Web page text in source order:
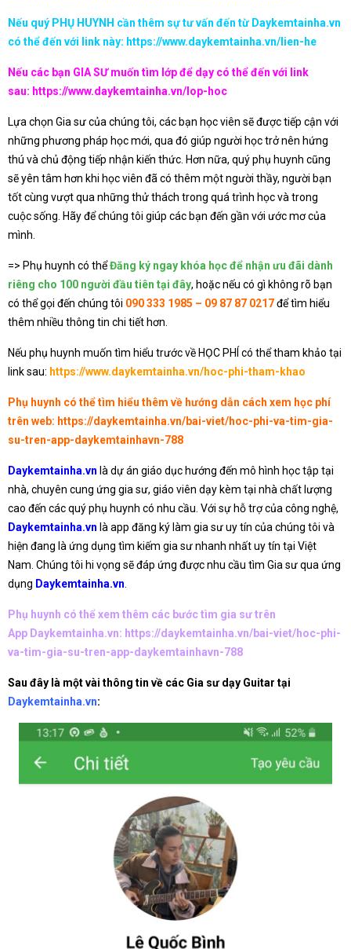
Nếu quý PHỤ HUYNH cần thêm sự tư vấn đến từ Daykemtainha.vn
có thể đến với link này: https://www.daykemtainha.vn/lien-he
Nếu các bạn GIA SƯ muốn tìm lớp để dạy có thể đến với link
sau: https://www.daykemtainha.vn/lop-hoc
Lựa chọn Gia sư của chúng tôi, các bạn học viên sẽ được tiếp cận với
những phương pháp học mới, qua đó giúp người học trở nên hứng
thú và chủ động tiếp nhận kiến thức. Hơn nữa, quý phụ huynh cũng
sẽ yên tâm hơn khi học viên đã có thêm một người thầy, người bạn
tốt cùng vượt qua những thử thách trong quá trình học và trong
cuộc sống. Hãy để chúng tôi giúp các bạn đến gần với ước mơ của
mình.
=> Phụ huynh có thểĐăng ký ngay khóa học để nhận ưu đãi dành
riêng cho 100 người đầu tiên tại đây, hoặc nếu có gì không rõ bạn
có thể gọi đến chúng tôi 090 333 1985 – 09 87 87 0217để tìm hiểu
thêm nhiều thông tin chi tiết hơn.
Nếu phụ huynh muốn tìm hiểu trước về HỌC PHÍ có thể tham khảo tại
link sau: https://www.daykemtainha.vn/hoc-phi-tham-khao
Phụ huynh có thể tìm hiểu thêm về hướng dẫn cách xem học phí
trên web: https://daykemtainha.vn/bai-viet/hoc-phi-va-tim-gia-
su-tren-app-daykemtainhavn-788
Daykemtainha.vn là dự án giáo dục hướng đến mô hình học tập tại
nhà, chuyên cung ứng gia sư, giáo viên dạy kèm tại nhà chất lượng
cao đến các quý phụ huynh có nhu cầu. Với sự hỗ trợ của công nghệ,
Daykemtainha.vn là app đăng ký làm gia sư uy tín của chúng tôi và
hiện đang là ứng dụng tìm kiếm gia sư nhanh nhất uy tín tại Việt
Nam. Chúng tôi hi vọng sẽ đáp ứng được nhu cầu tìm Gia sư qua ứng
dụng Daykemtainha.vn
Phụ huynh có thể xem thêm các bước tìm gia sư trên
App Daykemtainha.vn: https://daykemtainha.vn/bai-viet/hoc-phi-
va-tim-gia-su-tren-app-daykemtainhavn-788
Sau đây là một vài thông tin về các Gia sư dạy Guitar tại
Daykemtainha.vn: